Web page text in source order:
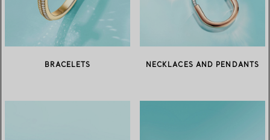
BRACELETS NECKLACES AND PENDANTS